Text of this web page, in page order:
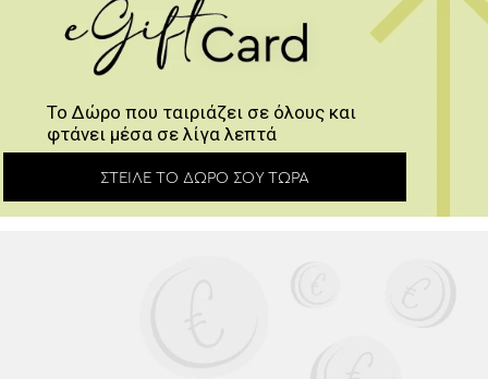
Το Δώρο που ταιριάζει σε όλους και
φτάνει μέσα σε λίγα λεπτά
ΣΤΕΊΛΕ ΤΟ ΔΏΡΟ ΣΟΥ ΤΏΡΑ